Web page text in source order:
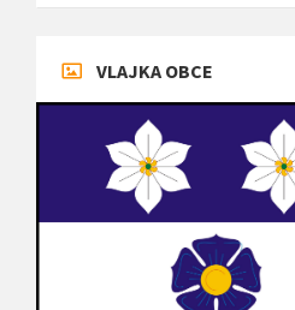
VLAJKA OBCE